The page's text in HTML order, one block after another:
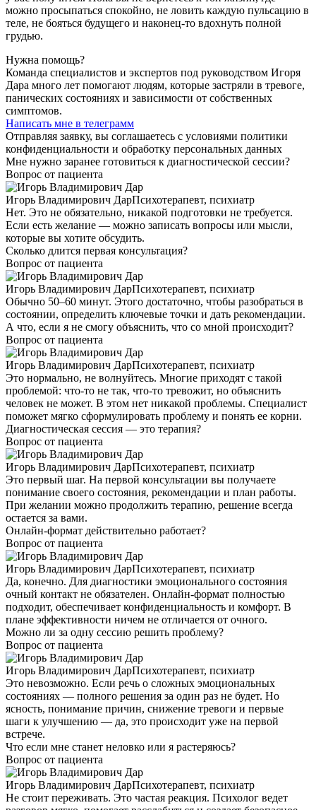
можно просыпаться спокойно, не ловить каждую пульсацию в
теле, не бояться будущего и наконец-то вдохнуть полной
грудью.
Нужна помощь?
Команда специалистов и экспертов под руководством Игоря
Дара много лет помогают людям, которые застряли в тревоге,
панических состояниях и зависимости от собственных
симптомов.
Написать мне в телеграмм
Отправляя заявку, вы соглашаетесь с условиями политики
конфиденциальности и обработку персональных данных
Мне нужно заранее готовиться к диагностической сессии?
Вопрос от пациента
Игорь Владимирович ДарПсихотерапевт, психиатр
Нет. Это не обязательно, никакой подготовки не требуется.
Если есть желание — можно записать вопросы или мысли,
которые вы хотите обсудить.
Сколько длится первая консультация?
Вопрос от пациента
Игорь Владимирович ДарПсихотерапевт, психиатр
Обычно 50–60 минут. Этого достаточно, чтобы разобраться в
состоянии, определить ключевые точки и дать рекомендации.
А что, если я не смогу объяснить, что со мной происходит?
Вопрос от пациента
Игорь Владимирович ДарПсихотерапевт, психиатр
Это нормально, не волнуйтесь. Многие приходят с такой
проблемой: что-то не так, что-то тревожит, но объяснить
человек не может. В этом нет никакой проблемы. Специалист
поможет мягко сформулировать проблему и понять ее корни.
Диагностическая сессия — это терапия?
Вопрос от пациента
Игорь Владимирович ДарПсихотерапевт, психиатр
Это первый шаг. На первой консультации вы получаете
понимание своего состояния, рекомендации и план работы.
При желании можно продолжить терапию, решение всегда
остается за вами.
Онлайн-формат действительно работает?
Вопрос от пациента
Игорь Владимирович ДарПсихотерапевт, психиатр
Да, конечно. Для диагностики эмоционального состояния
очный контакт не обязателен. Онлайн-формат полностью
подходит, обеспечивает конфиденциальность и комфорт. В
плане эффективности ничем не отличается от очного.
Можно ли за одну сессию решить проблему?
Вопрос от пациента
Игорь Владимирович ДарПсихотерапевт, психиатр
Это невозможно. Если речь о сложных эмоциональных
состояниях — полного решения за один раз не будет. Но
ясность, понимание причин, снижение тревоги и первые
шаги к улучшению — да, это происходит уже на первой
встрече.
Что если мне станет неловко или я растеряюсь?
Вопрос от пациента
Игорь Владимирович ДарПсихотерапевт, психиатр
Не стоит переживать. Это частая реакция. Психолог ведет